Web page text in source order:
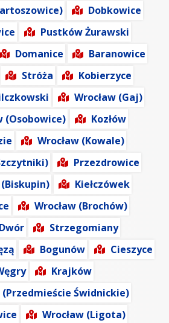
Dobkowice
Pustków Żurawski
Domanice
Baranowice
Stróża
Kobierzyce
Wrocław (Gaj)
(Osobowice)
Kozłów
Wrocław (Kowale)
Przezdrowice
(Biskupin)
Kiełczówek
Wrocław (Brochów)
Strzegomiany
Bogunów
Cieszyce
Krajków
(Przedmieście Świdnickie)
Wrocław (Ligota)